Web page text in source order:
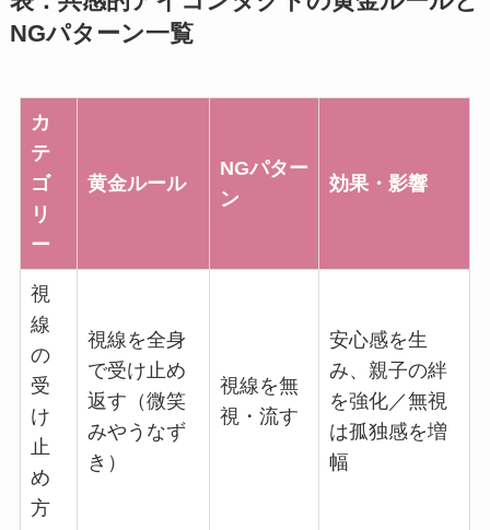
NGパターン一覧
カ
テ
ゴ
リ
ー
黄金ルール
NGパター
ン
効果・影響
視
線
の
受
け
止
め
方
視線を全身
で受け止め
返す（微笑
みやうなず
き）
視線を無
視・流す
安心感を生
み、親子の絆
を強化／無視
は孤独感を増
幅